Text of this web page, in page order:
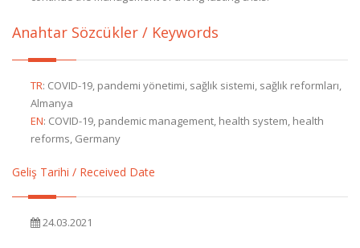
Anahtar Sözcükler / Keywords
TR: COVID-19, pandemi yönetimi, sağlık sistemi, sağlık reformları,
Almanya
EN: COVID-19, pandemic management, health system, health
reforms, Germany
Geliş Tarihi / Received Date
24.03.2021